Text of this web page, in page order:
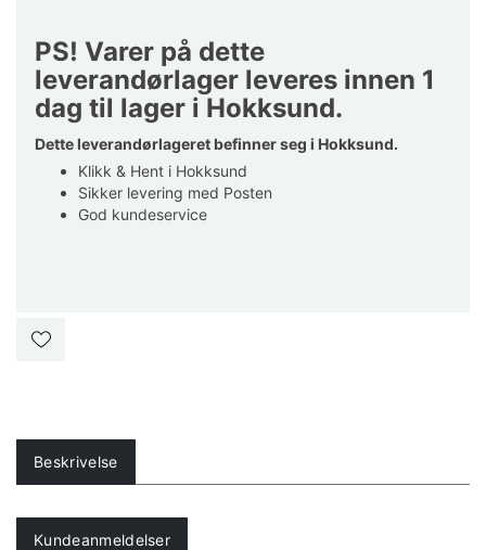
PS! Varer på dette
leverandørlager leveres innen 1
dag til lager i Hokksund.
Dette leverandørlageret befinner seg i Hokksund.
Klikk & Hent i Hokksund
Sikker levering med Posten
God kundeservice
Beskrivelse
Kundeanmeldelser